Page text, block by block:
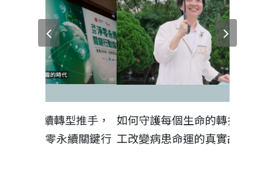
關鍵行
如何守護每個生命的轉折點？ 醫務社
工改變病患命運的真實故事